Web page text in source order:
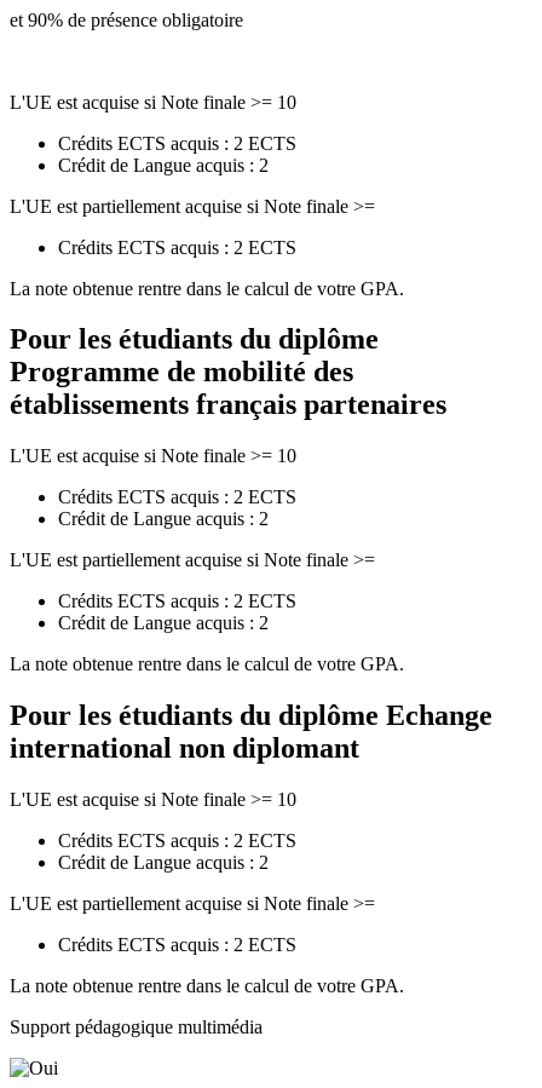
et 90% de présence obligatoire
L'UE est acquise si Note finale >= 10
Crédits ECTS acquis : 2 ECTS
Crédit de Langue acquis : 2
L'UE est partiellement acquise si Note finale >=
Crédits ECTS acquis : 2 ECTS
La note obtenue rentre dans le calcul de votre GPA.
Pour les étudiants du diplôme
Programme de mobilité des
établissements français partenaires
L'UE est acquise si Note finale >= 10
Crédits ECTS acquis : 2 ECTS
Crédit de Langue acquis : 2
L'UE est partiellement acquise si Note finale >=
Crédits ECTS acquis : 2 ECTS
Crédit de Langue acquis : 2
La note obtenue rentre dans le calcul de votre GPA.
Pour les étudiants du diplôme Echange
international non diplomant
L'UE est acquise si Note finale >= 10
Crédits ECTS acquis : 2 ECTS
Crédit de Langue acquis : 2
L'UE est partiellement acquise si Note finale >=
Crédits ECTS acquis : 2 ECTS
La note obtenue rentre dans le calcul de votre GPA.
Support pédagogique multimédia